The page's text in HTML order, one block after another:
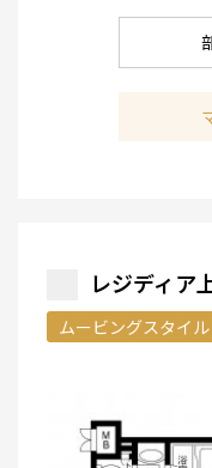
レジディ
ムービングスタイル